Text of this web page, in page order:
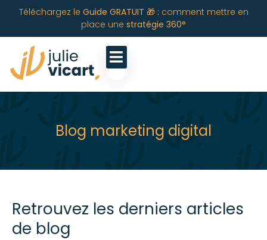
Téléchargez le Guide GRATUIT 🎁 : comment mettre en
place une stratégie 360°
Blog marketing digital
Retrouvez les derniers articles
de blog